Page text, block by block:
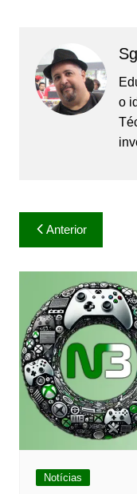
o
Navegação
de
Post
Anterior
Notícias